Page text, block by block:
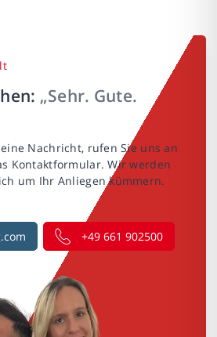
„Sehr. Gute.
Nachricht, rufen Sie uns an
Kontaktformular. Wir werden
um Ihr Anliegen kümmern.
+49 661 902500